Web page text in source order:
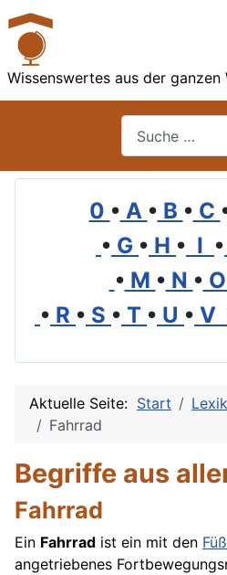
Wissenswertes aus der ganzen
0 • A • B • C
• G • H • I •
• M • N • O
• R • S • T • U • V
Aktuelle Seite: Start
Fahrrad
Begriffe aus
Fahrrad
Ein Fahrrad ist ein mit den
angetriebenes